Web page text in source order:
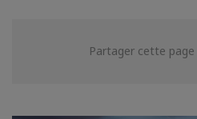
Partager cette page